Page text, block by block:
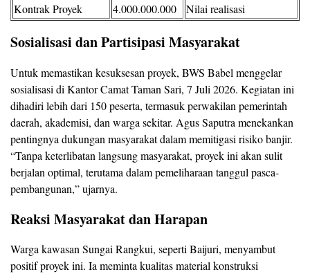
Kontrak Proyek
4.000.000.000 Nilai realisasi
Sosialisasi dan Partisipasi Masyarakat
Untuk memastikan kesuksesan proyek, BWS Babel menggelar
sosialisasi di Kantor Camat Taman Sari, 7 Juli 2026. Kegiatan ini
dihadiri lebih dari 150 peserta, termasuk perwakilan pemerintah
daerah, akademisi, dan warga sekitar. Agus Saputra menekankan
pentingnya dukungan masyarakat dalam memitigasi risiko banjir.
“Tanpa keterlibatan langsung masyarakat, proyek ini akan sulit
berjalan optimal, terutama dalam pemeliharaan tanggul pasca-
pembangunan,” ujarnya.
Reaksi Masyarakat dan Harapan
Warga kawasan Sungai Rangkui, seperti Baijuri, menyambut
positif proyek ini. Ia meminta kualitas material konstruksi